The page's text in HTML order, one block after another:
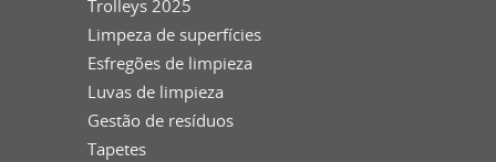
Trolleys 2025
Limpeza de superfícies
Esfregões de limpieza
Luvas de limpieza
Gestão de resíduos
Tapetes